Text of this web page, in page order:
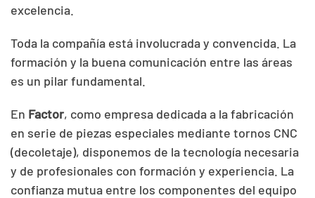
excelencia.
Toda la compañía está involucrada y convencida. La
formación y la buena comunicación entre las áreas
es un pilar fundamental.
En Factor, como empresa dedicada a la fabricación
en serie de piezas especiales mediante tornos CNC
(decoletaje), disponemos de la tecnología necesaria
y de profesionales con formación y experiencia. La
confianza mutua entre los componentes del equipo